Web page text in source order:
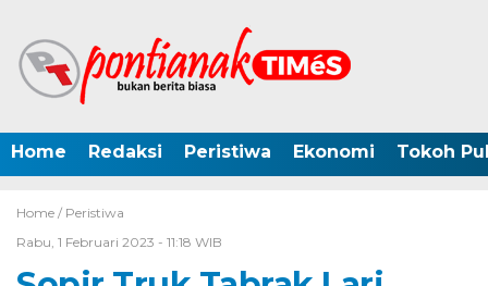
Home Redaksi Peristiwa Ekonomi Tokoh
Home / Peristiwa
Rabu, 1 Februari 2023 - 11:18 WIB